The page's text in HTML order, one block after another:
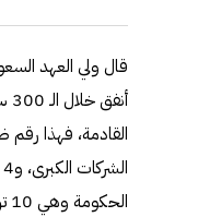
الحكومة وهي 10 تريليون ريال، وهذه الأموال موجودة".